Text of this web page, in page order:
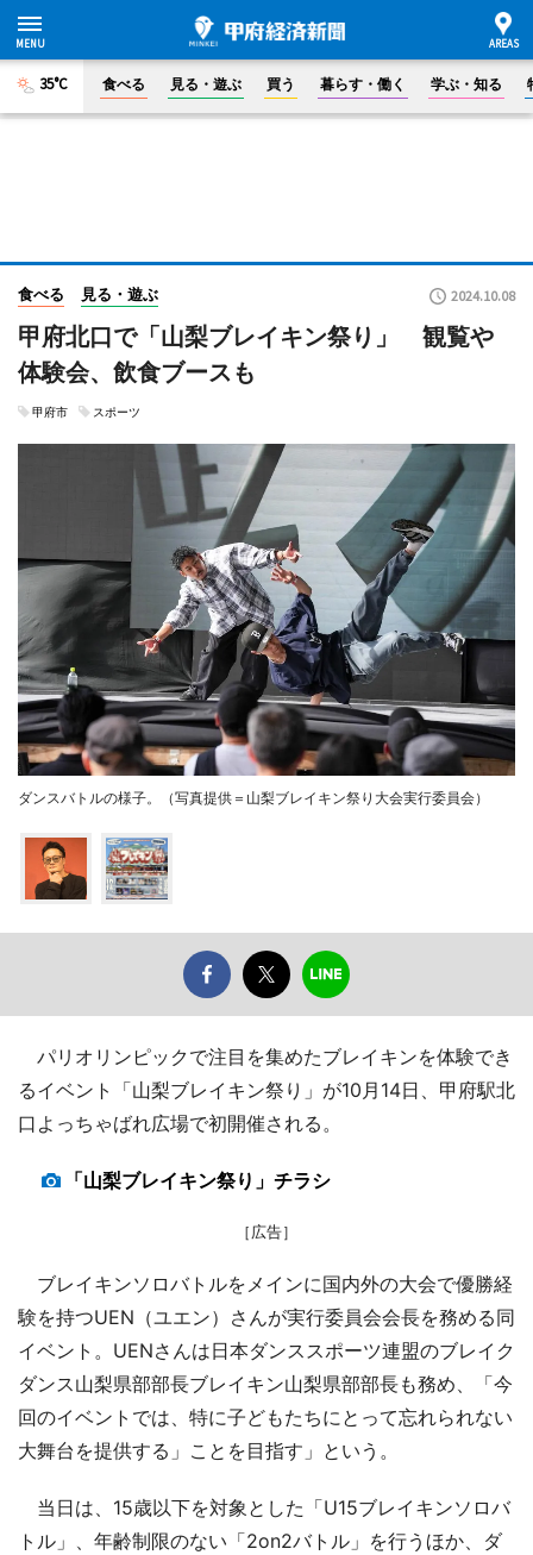
35°C 食べる 見る・遊ぶ 買う 暮らす・働く 学ぶ・知る
食べる 見る・遊ぶ 2024.10.08
甲府北口で「山梨ブレイキン祭り」 観覧や
体験会、飲食ブースも
甲府市 スポーツ
ダンスバトルの様子。（写真提供＝山梨ブレイキン祭り大会実行委員会）
パリオリンピックで注目を集めたブレイキンを体験でき
るイベント「山梨ブレイキン祭り」が10月14日、甲府駅北
口よっちゃばれ広場で初開催される。
「山梨ブレイキン祭り」チラシ
［広告］
ブレイキンソロバトルをメインに国内外の大会で優勝経
験を持つUEN（ユエン）さんが実行委員会会長を務める同
イベント。UENさんは日本ダンススポーツ連盟のブレイク
ダンス山梨県部部長ブレイキン山梨県部部長も務め、「今
回のイベントでは、特に子どもたちにとって忘れられない
大舞台を提供する」ことを目指す」という。
当日は、15歳以下を対象とした「U15ブレイキンソロバ
トル」、年齢制限のない「2on2バトル」を行うほか、ダ